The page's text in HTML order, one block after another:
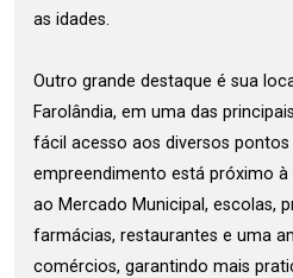
as idades.
Outro grande destaque é sua
Farolândia, em uma das
fácil acesso aos diversos pontos
empreendimento está próximo à
ao Mercado Municipal, escolas,
farmácias, restaurantes e uma
comércios, garantindo mais